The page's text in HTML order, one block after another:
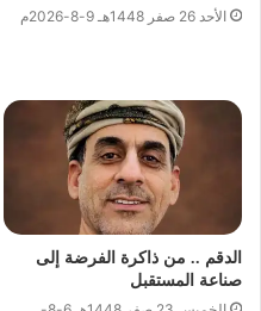
الأحد 26 صفر 1448هـ 9-8-2026م
الدقم .. من ذاكرة الفرضة إلى
صناعة المستقبل